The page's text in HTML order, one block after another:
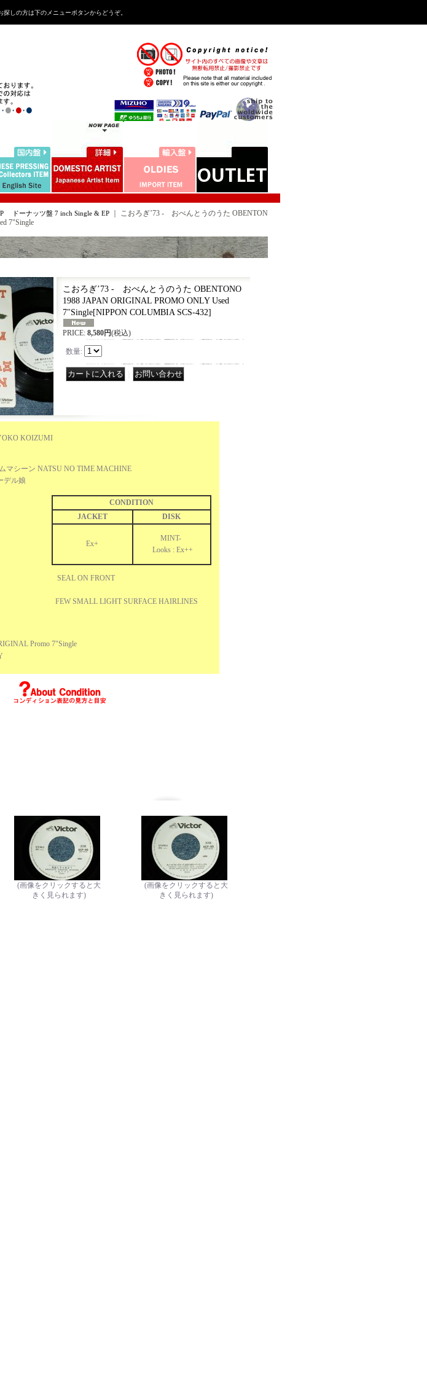
しの方は下のメニューボタンからどうぞ。
ドーナッツ盤 7 inch Single & EP
こおろぎ’73 - おべんとうのうた OBENTON
7"Single
こおろぎ’73 - おべんとうのうた OBENTONO
1988 JAPAN ORIGINAL PROMO ONLY Used
7"Single[NIPPON COLUMBIA SCS-432]
PRICE: 8,580円(税込)
数量:
KOIZUMI
シーン NATSU NO TIME MACHINE
ル娘
CONDITION
JACKET
DISK
Ex+
MINT-
Looks : Ex++
SEAL ON FRONT
FEW SMALL LIGHT SURFACE HAIRLINES
Promo 7"Single
ONLY
(画像をクリックすると大
きく見られます)
(画像をクリックすると大
きく見られます)